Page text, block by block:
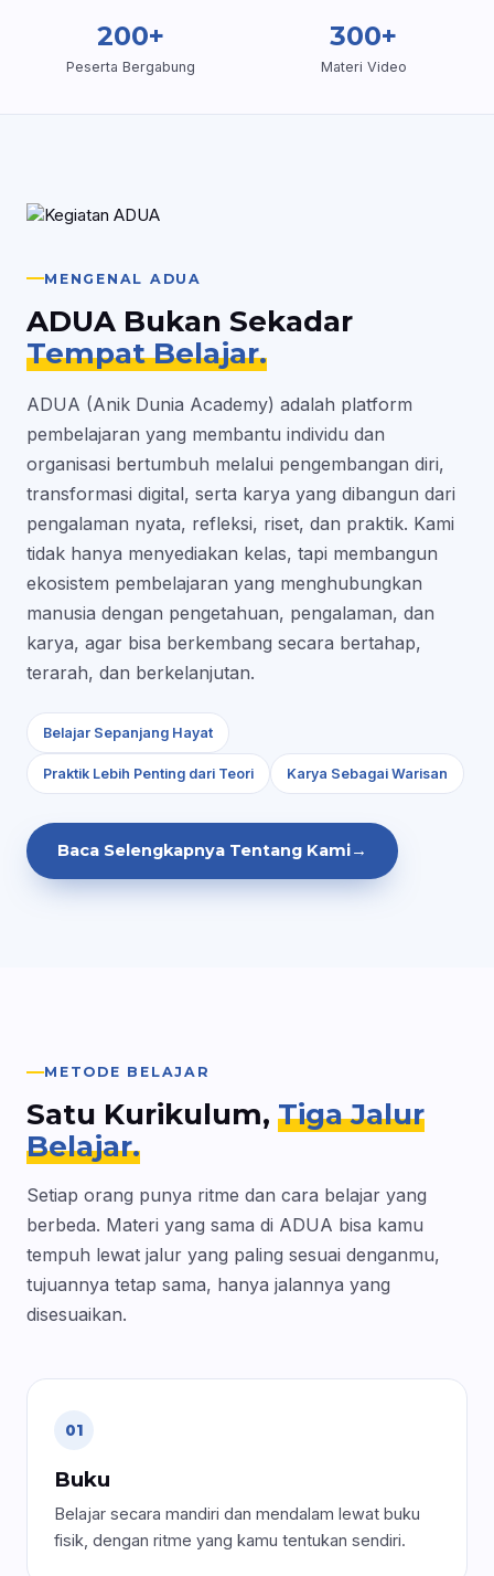
200+
Peserta Bergabung
300+
Materi Video
MENGENAL ADUA
ADUA Bukan Sekadar
Tempat Belajar.
ADUA (Anik Dunia Academy) adalah platform
pembelajaran yang membantu individu dan
organisasi bertumbuh melalui pengembangan diri,
transformasi digital, serta karya yang dibangun dari
pengalaman nyata, refleksi, riset, dan praktik. Kami
tidak hanya menyediakan kelas, tapi membangun
ekosistem pembelajaran yang menghubungkan
manusia dengan pengetahuan, pengalaman, dan
karya, agar bisa berkembang secara bertahap,
terarah, dan berkelanjutan.
Belajar Sepanjang Hayat
Praktik Lebih Penting dari Teori Karya Sebagai Warisan
Baca Selengkapnya Tentang Kami→
METODE BELAJAR
Satu Kurikulum, Tiga Jalur
Belajar.
Setiap orang punya ritme dan cara belajar yang
berbeda. Materi yang sama di ADUA bisa kamu
tempuh lewat jalur yang paling sesuai denganmu,
tujuannya tetap sama, hanya jalannya yang
disesuaikan.
01
Buku
Belajar secara mandiri dan mendalam lewat buku
fisik, dengan ritme yang kamu tentukan sendiri.